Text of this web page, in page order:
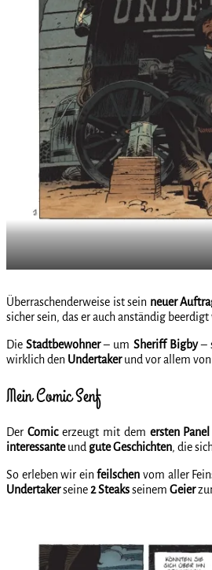
Überraschenderweise ist sein neuer
sicher sein, das er auch anständig beerdigt
DieStadtbewohner– um Sheriff Bigby–
wirklich den Undertakerund vor allem von
Mein Comic Senf
Der Comicerzeugt mit dem ersten Panel
interessanteund guteGeschichten, die
So erleben wir einfeilschen vom aller
Undertakerseine 2 Steaksseinem Geier